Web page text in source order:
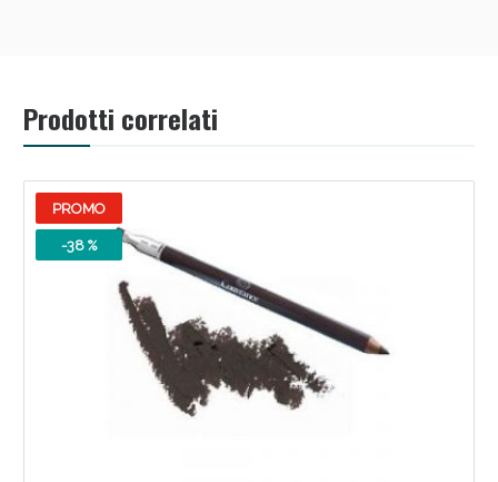
Prodotti correlati
PROMO
-38 %
Vie Urinarie e Prostata: Sconti fino al 45% oggi!